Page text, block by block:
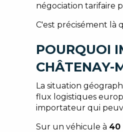
négociation tarifaire
C'est précisément là
POURQUOI
CHÂTENAY-
La situation
flux logistiques
importateur qui
Sur un véhicule à 40